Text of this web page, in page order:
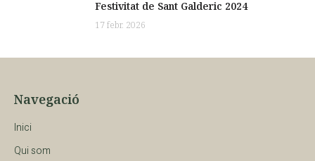
Festivitat de Sant Galderic 2024
17 febr. 2026
Navegació
Inici
Qui som